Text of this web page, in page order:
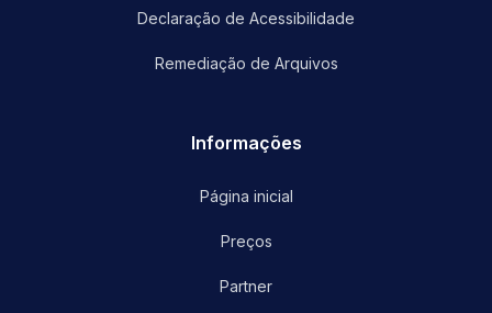
Declaração de Acessibilidade
Remediação de Arquivos
Informações
Página inicial
Preços
Partner